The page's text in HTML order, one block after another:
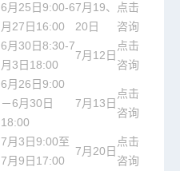
6月25日9:00-6
月27日16:00
7月19、
20日
点击
咨询
6月30日8:30-7
月3日18:00
7月12日
点击
咨询
6月26日9:00
－6月30日
18:00
7月13日
点击
咨询
7月3日9:00至
7月9日17:00
7月20日
点击
咨询